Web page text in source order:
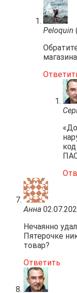
Peloquin
Анна
Нечаянно
Пятерочке
товар?
Ответить